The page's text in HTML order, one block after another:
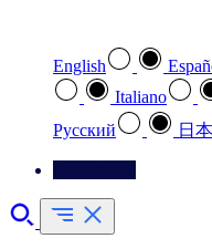
English
Italiano
Pусский
日